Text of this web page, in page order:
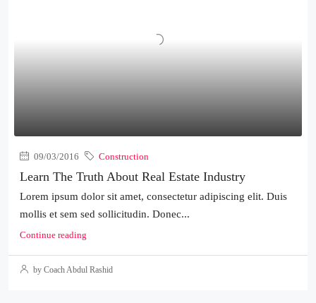
09/03/2016 Construction
Learn The Truth About Real Estate Industry
Lorem ipsum dolor sit amet, consectetur adipiscing elit. Duis
mollis et sem sed sollicitudin. Donec...
Continue reading
by Coach Abdul Rashid